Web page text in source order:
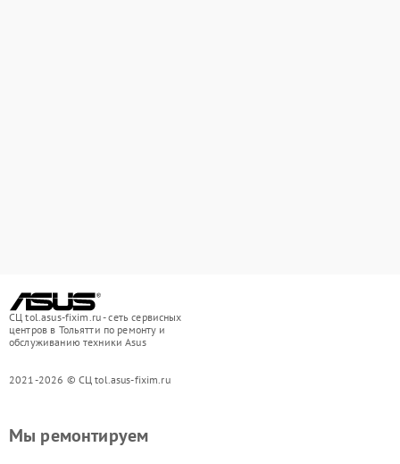
СЦ tol.asus-fixim.ru - сеть сервисных
центров в Тольятти по ремонту и
обслуживанию техники Asus
2021-2026 © СЦ tol.asus-fixim.ru
Мы ремонтируем